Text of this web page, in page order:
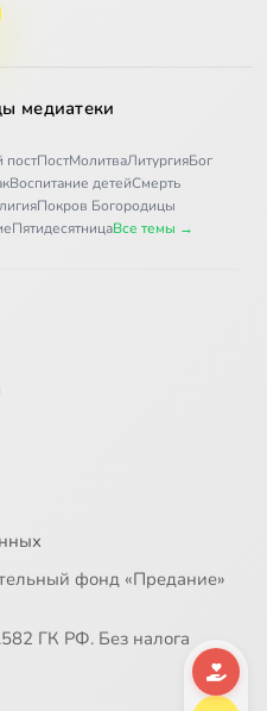
медиатеки
постПостМолитваЛитургияБог
Воспитание детейСмерть
Покров Богородицы
ПятидесятницаВсе темы →
фонд «Предание»
ГК РФ. Без налога